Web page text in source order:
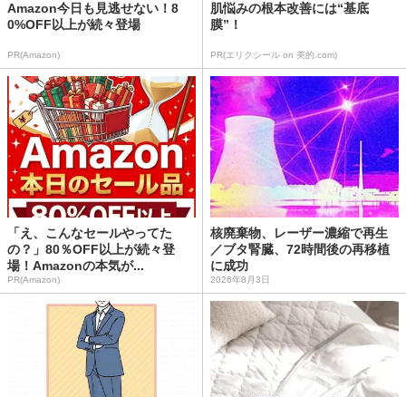
Amazon今日も見逃せない！8
0%OFF以上が続々登場
PR(Amazon)
肌悩みの根本改善には“基底
膜”！
PR(エリクシール on 美的.com)
「え、こんなセールやってた
の？」80％OFF以上が続々登
場！Amazonの本気が...
PR(Amazon)
核廃棄物、レーザー濃縮で再生
／ブタ腎臓、72時間後の再移植
に成功
2026年8月3日